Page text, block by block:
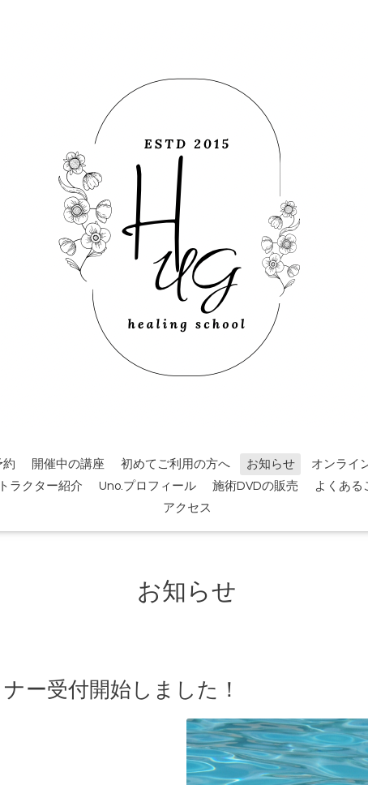
約 開催中の講座 初めてご利用の方へ お知らせ
オンライ
ラクター紹介 Uno.プロフィール 施術DVDの販売
よくある
アクセス
お知らせ
ー受付開始しました！